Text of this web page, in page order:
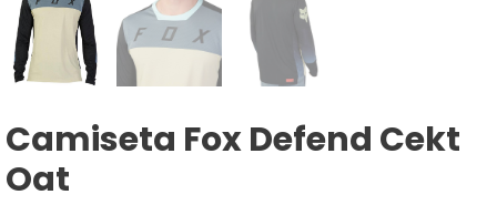
Camiseta Fox Defend Cekt
Oat